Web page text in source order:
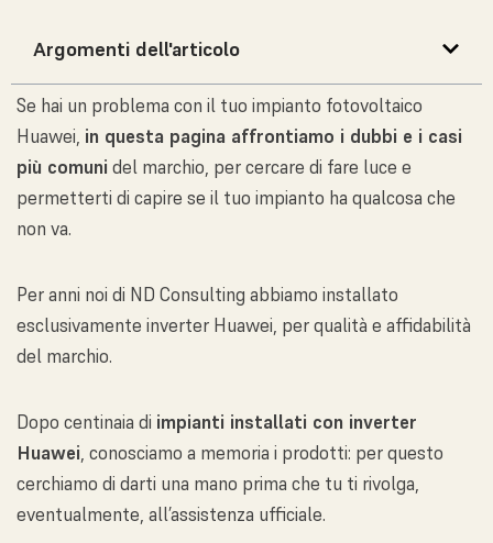
Argomenti dell'articolo
Se hai un problema con il tuo impianto fotovoltaico
Huawei, in questa pagina affrontiamo i dubbi e i casi
più comuni del marchio, per cercare di fare luce e
permetterti di capire se il tuo impianto ha qualcosa che
non va.
Per anni noi di ND Consulting abbiamo installato
esclusivamente inverter Huawei, per qualità e affidabilità
del marchio.
Dopo centinaia di impianti installati con inverter
Huawei, conosciamo a memoria i prodotti: per questo
cerchiamo di darti una mano prima che tu ti rivolga,
eventualmente, all’assistenza ufficiale.